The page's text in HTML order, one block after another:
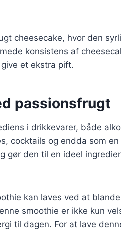
cheesecake, hvor den
konsistens af
et ekstra pift.
passionsfrugt
i drikkevarer, både
cocktails og endda som
gør den til en ideel
kan laves ved at
smoothie er ikke kun
til dagen. For at lave